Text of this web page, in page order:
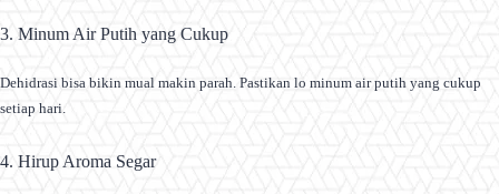
3. Minum Air Putih yang Cukup
Dehidrasi bisa bikin mual makin parah. Pastikan lo minum air putih yang cukup
setiap hari.
4. Hirup Aroma Segar